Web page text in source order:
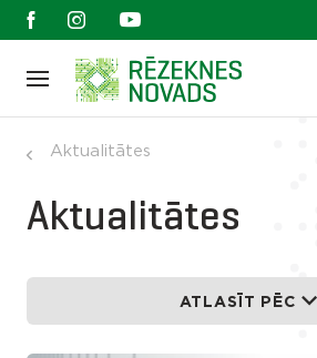
Aktualitātes
Aktualitātes
ATLASĪT PĒC